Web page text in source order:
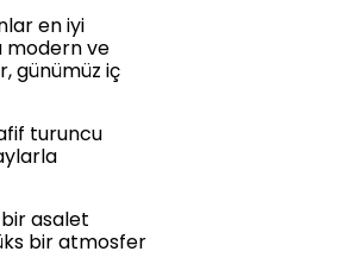
en iyi
modern ve
günümüz iç
turuncu
bir asalet
bir atmosfer